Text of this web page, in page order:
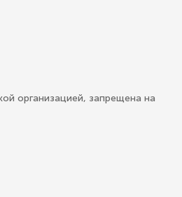
организацией, запрещена на